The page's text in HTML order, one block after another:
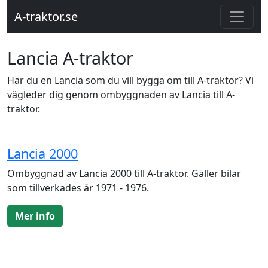
A-traktor.se
Lancia A-traktor
Har du en Lancia som du vill bygga om till A-traktor? Vi
vägleder dig genom ombyggnaden av Lancia till A-
traktor.
Lancia 2000
Ombyggnad av Lancia 2000 till A-traktor. Gäller bilar
som tillverkades år 1971 - 1976.
Mer info